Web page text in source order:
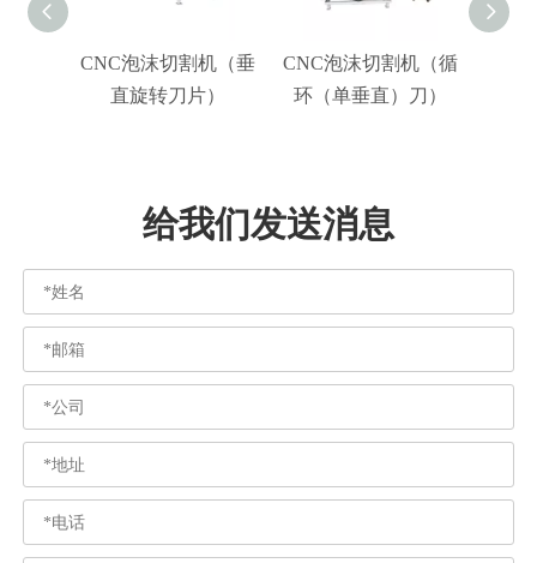
CNC泡沫切割机（垂
直旋转刀片）
CNC泡沫切割机（循
环（单垂直）刀）
给我们发送消息